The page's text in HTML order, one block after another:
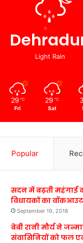
Light Rain
29 ℃
Fri
29 ℃
Sat
Popular
सदन में बढ़ती महंगाई
विधायकों का वॉकआउट
September 19, 2018
बेबी रानी मौर्य ने
संवासिनियों को फल